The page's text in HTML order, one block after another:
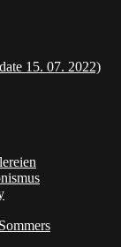
15. 07. 2022)